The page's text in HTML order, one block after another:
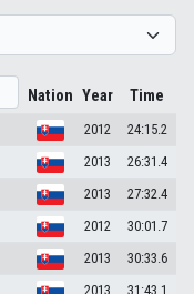
Nation Year Time
2012
24:15.2
2013
26:31.4
2013
27:32.4
2012
30:01.7
2013
30:33.6
2013
31:43.1